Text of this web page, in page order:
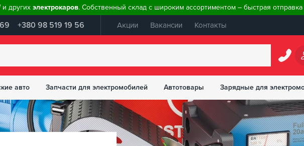
других электрокаров. Собственный склад с широким ассортиментом – быстрая
+380 98 519 19 56 Акции Вакансии Контакты
авто Запчасти для электромобилей Автотовары Зарядные для